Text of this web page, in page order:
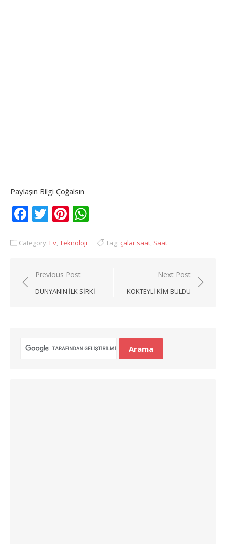
Paylaşın Bilgi Çoğalsın
Facebook
TwitterPinterest
Category: Ev,Teknoloji Tag: çalar saat, Saat
Yazı
gezinmesi
Previous Post
DÜNYANIN İLK SIRKI
Next Post
KOKTEYLI KIM BULDU